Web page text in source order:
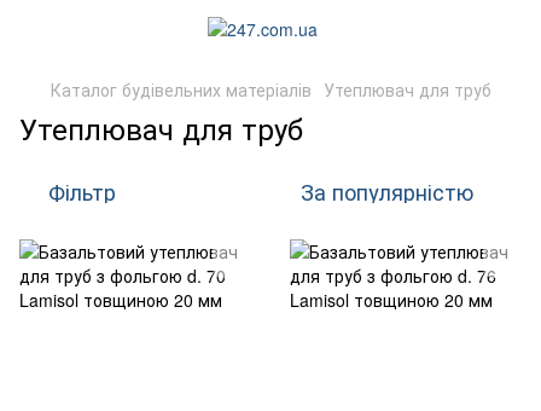
Каталог будівельних матеріалів Утеплювач для труб
Утеплювач для труб
Фільтр За популярністю